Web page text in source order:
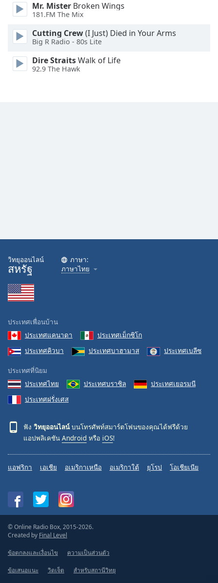
Dialog
End
dialog
Mr. Mister Broken Wings
181.FM The Mix
Cutting Crew(I Just) Died in Your Arms
Big R Radio - 80s Lite
Dire StraitsWalk of Life
92.9 The Hawk
วิทยุออนไลน์
สหรัฐ
ภาษา:
ภาษาไทย
ประเทศเพื่อนบ้าน
ประเทศแคนาดา
ประเทศเม็กซิโก
ประเทศคิวบา
ประเทศบาฮามาส ประเทศเบลีซ
ประเทศที่นิยม
ประเทศไทย
ประเทศบราซิล
ประเทศเยอรมนี
ประเทศฝรั่งเศส
ฟัง วิทยุออนไลน์บนโทรศัพท์สมาร์ตโฟนของคุณได้ฟรีด้วย
แอปพลิเคชัน Android หรือ iOS!
แอฟริกา เอเชีย อเมริกาเหนือ อเมริกาใต้ ยุโรป โอเชียเนีย
© Online Radio Box, 2015-2026.
Created by Final Level
ข้อตกลงและเงื่อนไข ความเป็นส่วนตัว
ข้อเสนอแนะ วิดเจ็ต สำหรับสถานีวิทยุ